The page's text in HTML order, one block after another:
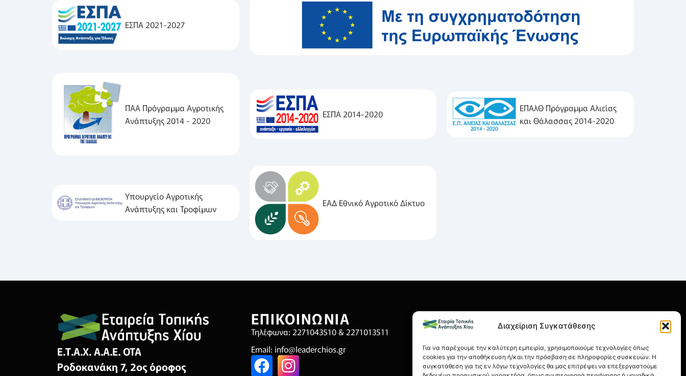
Διαχείριση Συγκατάθεσης
Για να παρέχουμε την καλύτερη εμπειρία, χρησιμοποιούμε τεχνολογίες όπως
cookies για την αποθήκευση ή/και την πρόσβαση σε πληροφορίες συσκευών. Η
συγκατάθεση για τις εν λόγω τεχνολογίες θα μας επιτρέψει να επεξεργαστούμε
ΕΣΠΑ 2021-2027
ΠΑΑ Πρόγραμμα Αγροτικής
Ανάπτυξης 2014 - 2020
ΕΣΠΑ 2014-2020
ΕΠΑλΘ Πρόγραμμα Αλιείας
και Θάλασσας 2014-2020
Υπουργείο Αγροτικής
Ανάπτυξης και Τροφίμων
ΕΑΔ Εθνικό Αγροτικό Δίκτυο
Ε.Τ.Α.Χ. Α.Α.Ε. ΟΤΑ
Ροδοκανάκη 7, 2ος όροφος
ΕΠΙΚΟΙΝΩΝΙΑ
Τηλέφωνα: 2271043510 & 2271013511
Email: info@leaderchios.gr
ΧΡΗΣΙΜΑ
Όροι Χρήσης
Πολιτική Απορρήτου
Πολιτική Cookies